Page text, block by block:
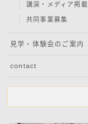
講演・メディア掲載
共同事業募集
見学・体験会のご案内
contact